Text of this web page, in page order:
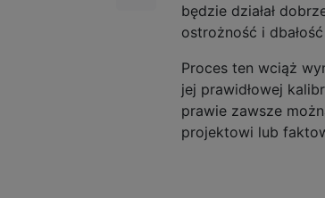
będzie działał
ostrożność i
Proces ten wciąż
jej prawidłowej
prawie zawsze
projektowi lub